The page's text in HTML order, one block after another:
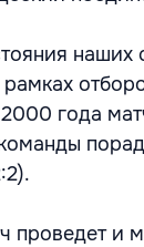
2000 года
проведет